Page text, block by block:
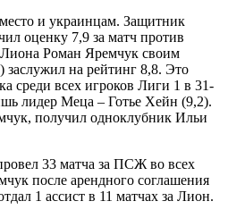
и украинцам. Защитник
оценку 7,9 за матч против
Роман Яремчук своим
заслужил на рейтинг 8,8. Это
среди всех игроков Лиги 1 в 31-
лидер Меца – Готье Хейн (9,2).
получил одноклубник Ильи
33 матча за ПСЖ во всех
после арендного соглашения
1 ассист в 11 матчах за Лион.